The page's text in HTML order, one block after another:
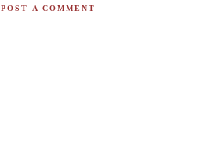
POST A COMMENT